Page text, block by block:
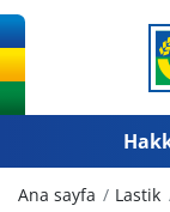
Ana sayfa Lastik